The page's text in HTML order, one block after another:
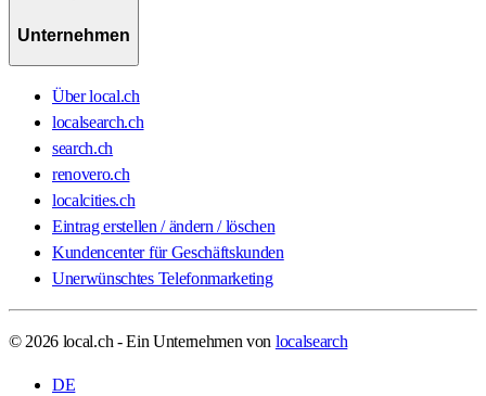
Unternehmen
Über local.ch
localsearch.ch
search.ch
renovero.ch
localcities.ch
Eintrag erstellen / ändern / löschen
Kundencenter für Geschäftskunden
Unerwünschtes Telefonmarketing
© 2026 local.ch - Ein Unternehmen von localsearch
DE